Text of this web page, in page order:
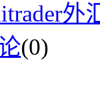
外
(0)